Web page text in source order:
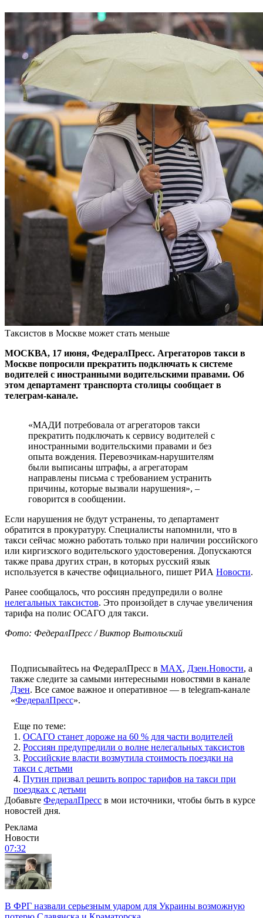
Таксистов в Москве может стать меньше
МОСКВА, 17 июня, ФедералПресс. Агрегаторов такси в
Москве попросили прекратить подключать к системе
водителей с иностранными водительскими правами. Об
этом департамент транспорта столицы сообщает в
телеграм-канале.
«МАДИ потребовала от агрегаторов такси
прекратить подключать к сервису водителей с
иностранными водительскими правами и без
опыта вождения. Перевозчикам-нарушителям
были выписаны штрафы, а агрегаторам
направлены письма с требованием устранить
причины, которые вызвали нарушения», –
говорится в сообщении.
Если нарушения не будут устранены, то департамент
обратится в прокуратуру. Специалисты напомнили, что в
такси сейчас можно работать только при наличии российского
или киргизского водительского удостоверения. Допускаются
также права других стран, в которых русский язык
используется в качестве официального, пишет РИА Новости.
Ранее сообщалось, что россиян предупредили о волне
нелегальных таксистов. Это произойдет в случае увеличения
тарифа на полис ОСАГО для такси.
Фото: ФедералПресс / Виктор Вытольский
Подписывайтесь на ФедералПресс в МАХ, Дзен.Новости, а
также следите за самыми интересными новостями в канале
Дзен. Все самое важное и оперативное — в telegram-канале
«ФедералПресс».
Еще по теме:
1. ОСАГО станет дороже на 60 % для части водителей
2. Россиян предупредили о волне нелегальных таксистов
3. Российские власти возмутила стоимость поездки на
такси с детьми
4. Путин призвал решить вопрос тарифов на такси при
поездках с детьми
Добавьте ФедералПресс в мои источники, чтобы быть в курсе
новостей дня.
Реклама
Новости
07:32
В ФРГ назвали серьезным ударом для Украины возможную